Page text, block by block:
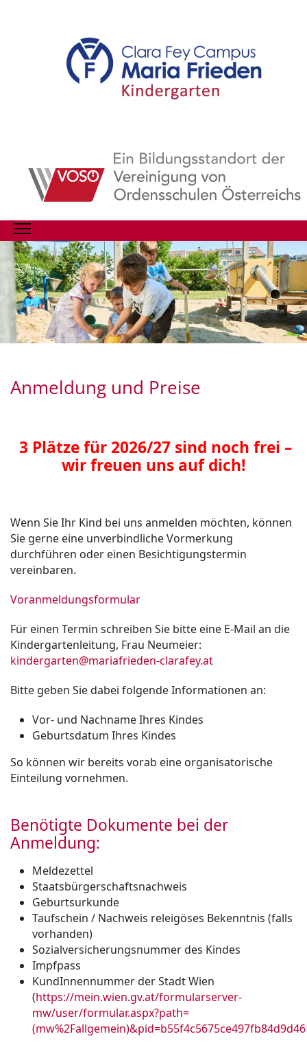
Anmeldung und Preise
3 Plätze für 2026/27 sind noch frei –
wir freuen uns auf dich!
Wenn Sie Ihr Kind bei uns anmelden möchten, können
Sie gerne eine unverbindliche Vormerkung
durchführen oder einen Besichtigungstermin
vereinbaren.
Voranmeldungsformular
Für einen Termin schreiben Sie bitte eine E-Mail an die
Kindergartenleitung, Frau Neumeier:
kindergarten@mariafrieden-clarafey.at
Bitte geben Sie dabei folgende Informationen an:
Vor- und Nachname Ihres Kindes
Geburtsdatum Ihres Kindes
So können wir bereits vorab eine organisatorische
Einteilung vornehmen.
Benötigte Dokumente bei der
Anmeldung:
Meldezettel
Staatsbürgerschaftsnachweis
Geburtsurkunde
Taufschein / Nachweis releigöses Bekenntnis (falls
vorhanden)
Sozialversicherungsnummer des Kindes
Impfpass
KundInnennummer der Stadt Wien
(https://mein.wien.gv.at/formularserver-
mw/user/formular.aspx?path=